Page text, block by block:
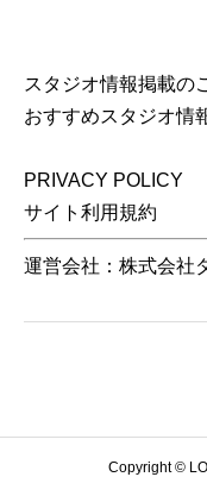
スタジオ情報掲載の
おすすめスタジオ情
PRIVACY POLICY
サイト利用規約
運営会社：株式会社
Copyright ©